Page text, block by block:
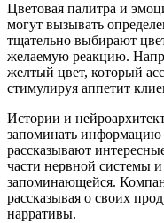
Цветовая палитра и
могут вызывать
тщательно выбирают
желаемую реакцию.
желтый цвет, который
стимулируя аппетит
Истории и
запоминать информацию
рассказывают
части нервной системы
запоминающейся.
рассказывая о своих
нарративы.